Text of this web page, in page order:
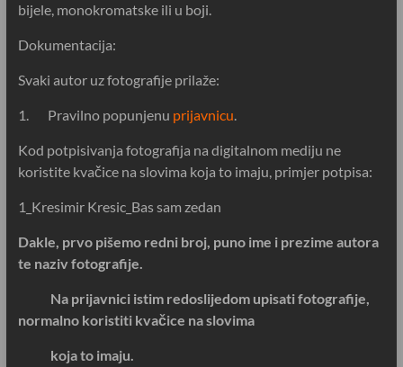
bijele, monokromatske ili u boji.
Dokumentacija:
Svaki autor uz fotografije prilaže:
1. Pravilno popunjenu prijavnicu.
Kod potpisivanja fotografija na digitalnom mediju ne
koristite kvačice na slovima koja to imaju, primjer potpisa:
1_Kresimir Kresic_Bas sam zedan
Dakle, prvo pišemo redni broj, puno ime i prezime autora
te naziv fotografije.
Na prijavnici istim redoslijedom upisati fotografije,
normalno koristiti kvačice na slovima
koja to imaju.